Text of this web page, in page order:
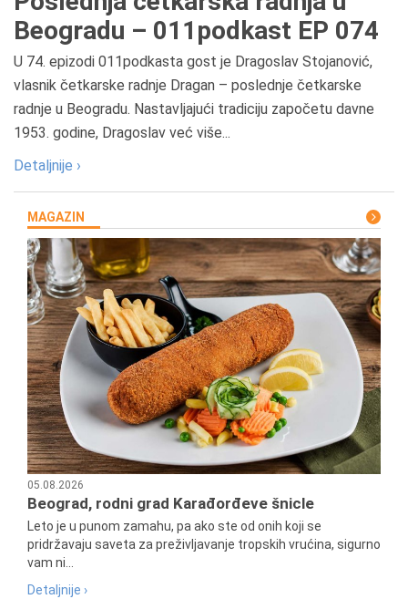
Beogradu – 011podkast EP 074
U 74. epizodi 011podkasta gost je Dragoslav Stojanović,
vlasnik četkarske radnje Dragan – poslednje četkarske
radnje u Beogradu. Nastavljajući tradiciju započetu davne
1953. godine, Dragoslav već više...
Detaljnije ›
MAGAZIN
05.08.2026
Beograd, rodni grad Karađorđeve šnicle
Leto je u punom zamahu, pa ako ste od onih koji se
pridržavaju saveta za preživljavanje tropskih vrućina, sigurno
vam ni...
Detaljnije ›